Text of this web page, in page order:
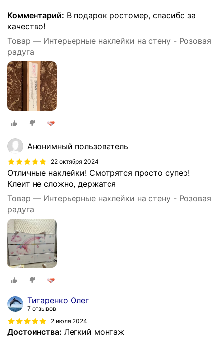
Комментарий: В подарок ростомер, спасибо за
качество!
Товар — Интерьерные наклейки на стену - Розовая
радуга
Анонимный пользователь
22 октября 2024
Отличные наклейки! Смотрятся просто супер!
Клеит не сложно, держатся
Товар — Интерьерные наклейки на стену - Розовая
радуга
Титаренко Олег
7 отзывов
2 июля 2024
Достоинства: Легкий монтаж